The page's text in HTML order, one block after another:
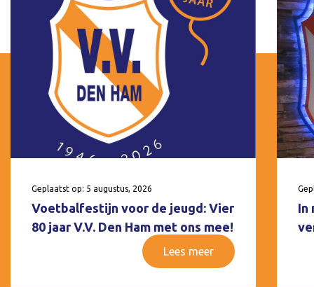
Geplaatst op: 5 augustus, 2026
Voetbalfestijn voor de jeugd: Vier
80 jaar V.V. Den Ham met ons mee!
Lees meer
In